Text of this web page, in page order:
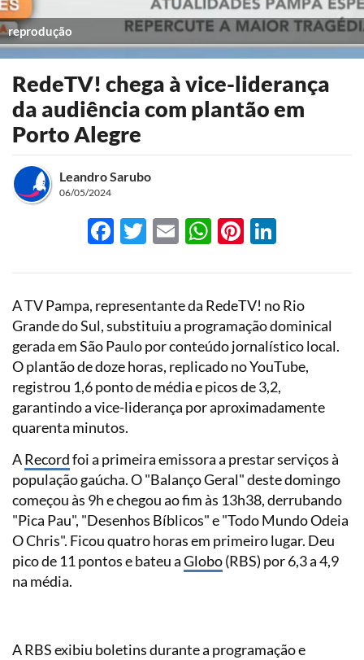
reprodução
RedeTV! chega à vice-liderança
da audiência com plantão em
Porto Alegre
Leandro Sarubo
06/05/2024
Facebook
Twitter
EmailWhatsApp
Pinterest
A TV Pampa, representante da RedeTV! no Rio
Grande do Sul, substituiu a programação dominical
gerada em São Paulo por conteúdo jornalístico local.
O plantão de doze horas, replicado no YouTube,
registrou 1,6 ponto de média e picos de 3,2,
garantindo a vice-liderança por aproximadamente
quarenta minutos.
ARecordfoi a primeira emissora a prestar serviços à
população gaúcha. O "Balanço Geral" deste domingo
começou às 9h e chegou ao fim às 13h38, derrubando
"Pica Pau", "Desenhos Bíblicos" e "Todo Mundo Odeia
O Chris". Ficou quatro horas em primeiro lugar. Deu
pico de 11 pontos e bateu aGlobo(RBS) por 6,3 a 4,9
na média.
A RBS exibiu boletins durante a programação e